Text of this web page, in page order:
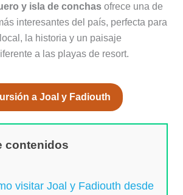
y isla de conchasofrece una de
interesantes del país, perfecta para
la historia y un paisaje
a las playas de resort.
a Joal y Fadiouth
contenidos
visitar Joal y Fadiouth desde